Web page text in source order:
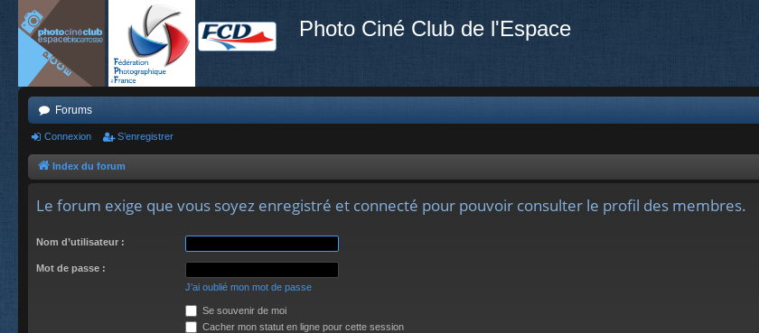
Photo Ciné Club de l'Espace
Forums
Connexion S’enregistrer
Index du forum
Le forum exige que vous soyez enregistré et connecté pour pouvoir consulter le profil des membres.
Nom d’utilisateur :
Mot de passe :
J’ai oublié mon mot de passe
Se souvenir de moi
Cacher mon statut en ligne pour cette session